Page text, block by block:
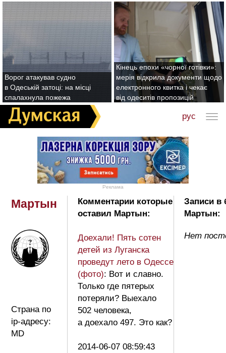
Ворог атакував судно
в Одеській затоці: на місці
спалахнула пожежа
Кінець епохи «чорної готівки»:
мерія відкрила документи щодо
електронного квитка і чекає
від одеситів пропозицій
рус
Реклама
Мартын
Страна по
ip-адресу:
MD
Комментарии которые
оставил Мартын:
Доехали! Пять сотен
детей из Луганска
проведут лето в Одессе
(фото): Вот и славно.
Только где пятерых
потеряли? Выехало
502 человека,
а доехало 497. Это как?
2014-06-07 08:59:43
Записи в
Мартын:
Нет